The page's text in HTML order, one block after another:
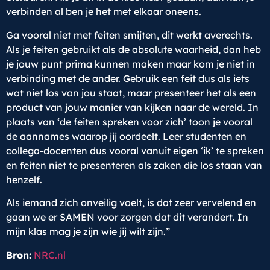
verbinden al ben je het met elkaar oneens.
Ga vooral niet met feiten smijten, dit werkt averechts.
Als je feiten gebruikt als de absolute waarheid, dan heb
je jouw punt prima kunnen maken maar kom je niet in
verbinding met de ander. Gebruik een feit dus als iets
wat niet los van jou staat, maar presenteer het als een
product van jouw manier van kijken naar de wereld. In
plaats van ‘de feiten spreken voor zich’ toon je vooral
de aannames waarop jij oordeelt. Leer studenten en
collega-docenten dus vooral vanuit eigen ‘ik’ te spreken
en feiten niet te presenteren als zaken die los staan van
henzelf.
Als iemand zich onveilig voelt, is dat zeer vervelend en
gaan we er SAMEN voor zorgen dat dit verandert. In
mijn klas mag je zijn wie jij wilt zijn.”
Bron: NRC.nl